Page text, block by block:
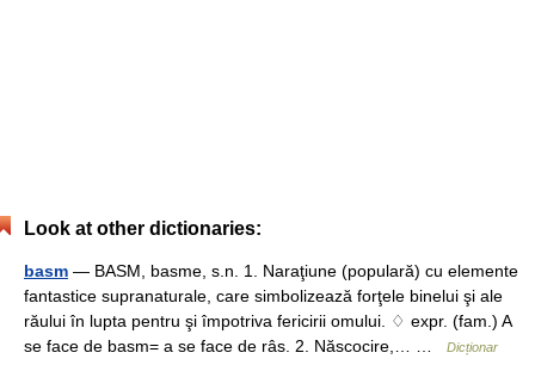
Look at other dictionaries:
basm — BASM, basme, s.n. 1. Naraţiune (populară) cu elemente
fantastice supranaturale, care simbolizează forţele binelui şi ale
răului în lupta pentru şi împotriva fericirii omului. ♢ expr. (fam.) A
se face de basm= a se face de râs. 2. Născocire,… …
Dicționar